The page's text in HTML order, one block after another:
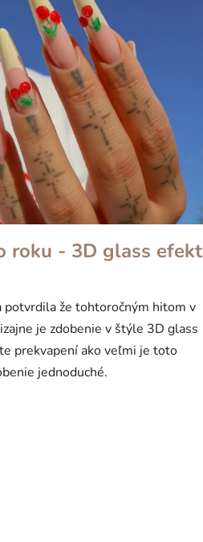
roku - 3D glass efekt
potvrdila že tohtoročným hitom v
je zdobenie v štýle 3D glass
prekvapení ako veľmi je toto
jednoduché.